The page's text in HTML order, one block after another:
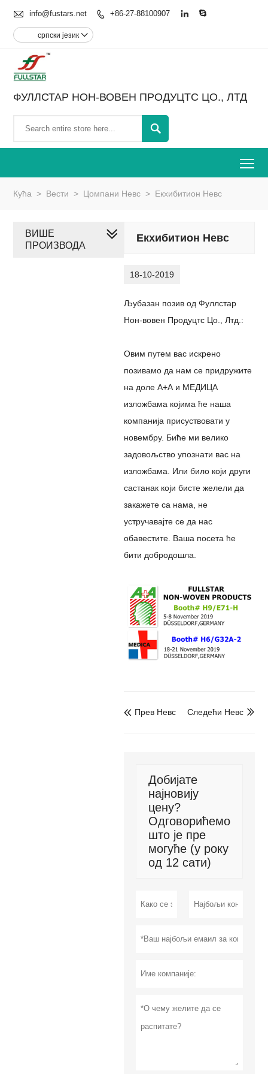
 info@fustars.net  +86-27-88100907  
српски језик 
ФУЛЛСТАР НОН-ВОВЕН ПРОДУЦТС ЦО., ЛТД

Кућа > Вести > Цомпани Невс > Екхибитион Невс
Екхибитион Невс
18-10-2019
Љубазан позив од Фуллстар
Нон-вовен Продуцтс Цо., Лтд.:
Овим путем вас искрено
позивамо да нам се придружите
на доле А+А и МЕДИЦА
изложбама којима ће наша
компанија присуствовати у
новембру. Биће ми велико
задовољство упознати вас на
изложбама. Или било који други
састанак који бисте желели да
закажете са нама, не
устручавајте се да нас
обавестите. Ваша посета ће
бити добродошла.
 Прев Невс 
Следећи Невс
Добијате
најновију
цену?
Одговорићемо
што је пре
могуће (у року
од 12 сати)
ВИШЕ
ПРОИЗВОДА